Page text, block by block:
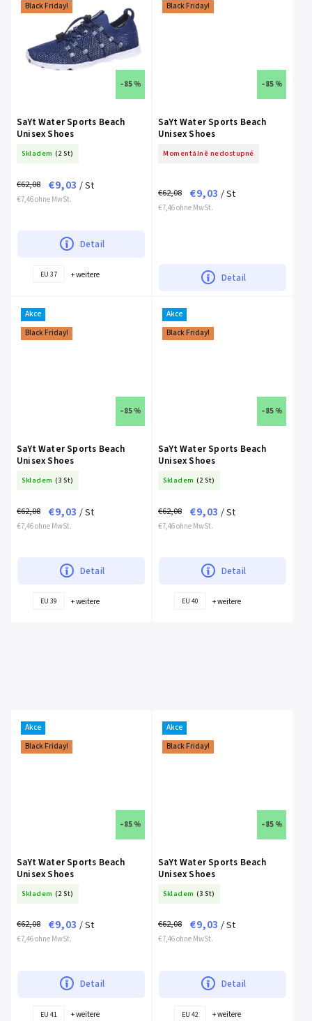
Black Friday!
–85 %
SaYt Water Sports Beach
Unisex Shoes
Skladem (2 St)
€7,46 ohne MwSt.
€62,08 €9,03 / St
Detail
EU 37 + weitere
Black Friday!
–85 %
SaYt Water Sports Beach
Unisex Shoes
Momentálně nedostupné
€7,46 ohne MwSt.
€62,08 €9,03 / St
Detail
Akce
Black Friday!
–85 %
SaYt Water Sports Beach
Unisex Shoes
Skladem (3 St)
€7,46 ohne MwSt.
€62,08 €9,03 / St
Detail
EU 39 + weitere
Akce
Black Friday!
–85 %
SaYt Water Sports Beach
Unisex Shoes
Skladem (2 St)
€7,46 ohne MwSt.
€62,08 €9,03 / St
Detail
EU 40 + weitere
Akce
Black Friday!
–85 %
SaYt Water Sports Beach
Unisex Shoes
Skladem (2 St)
€7,46 ohne MwSt.
€62,08 €9,03 / St
Detail
EU 41 + weitere
Akce
Black Friday!
–85 %
SaYt Water Sports Beach
Unisex Shoes
Skladem (3 St)
€7,46 ohne MwSt.
€62,08 €9,03 / St
Detail
EU 42 + weitere